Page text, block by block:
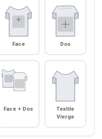
Face Dos
Face + Dos
Textile
Vierge